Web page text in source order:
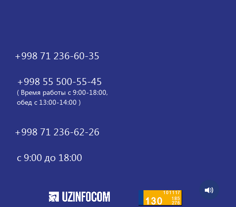
+998 71 236-60-35
+998 55 500-55-45
( Время работы с 9:00-18:00,
обед с 13:00-14:00 )
+998 71 236-62-26
с 9:00 до 18:00